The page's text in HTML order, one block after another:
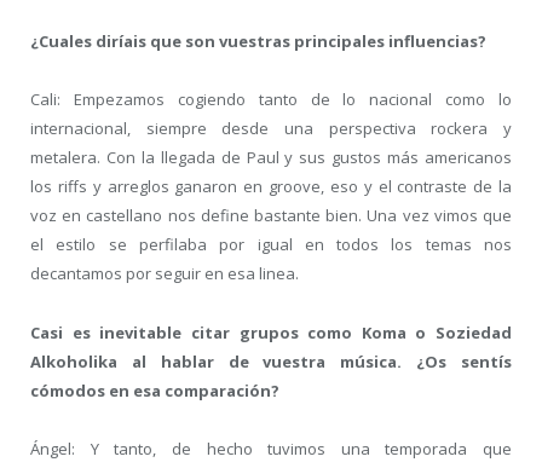
¿Cuales diríais que son vuestras principales influencias?
Cali: Empezamos cogiendo tanto de lo nacional como lo
internacional, siempre desde una perspectiva rockera y
metalera. Con la llegada de Paul y sus gustos más americanos
los riffs y arreglos ganaron en groove, eso y el contraste de la
voz en castellano nos define bastante bien. Una vez vimos que
el estilo se perfilaba por igual en todos los temas nos
decantamos por seguir en esa linea.
Casi es inevitable citar grupos como Koma o Soziedad
Alkoholika al hablar de vuestra música. ¿Os sentís
cómodos en esa comparación?
Ángel: Y tanto, de hecho tuvimos una temporada que